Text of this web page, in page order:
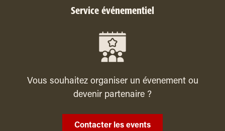
Service événementiel
Vous souhaitez organiser un évenement ou
devenir partenaire ?
Contacter les events